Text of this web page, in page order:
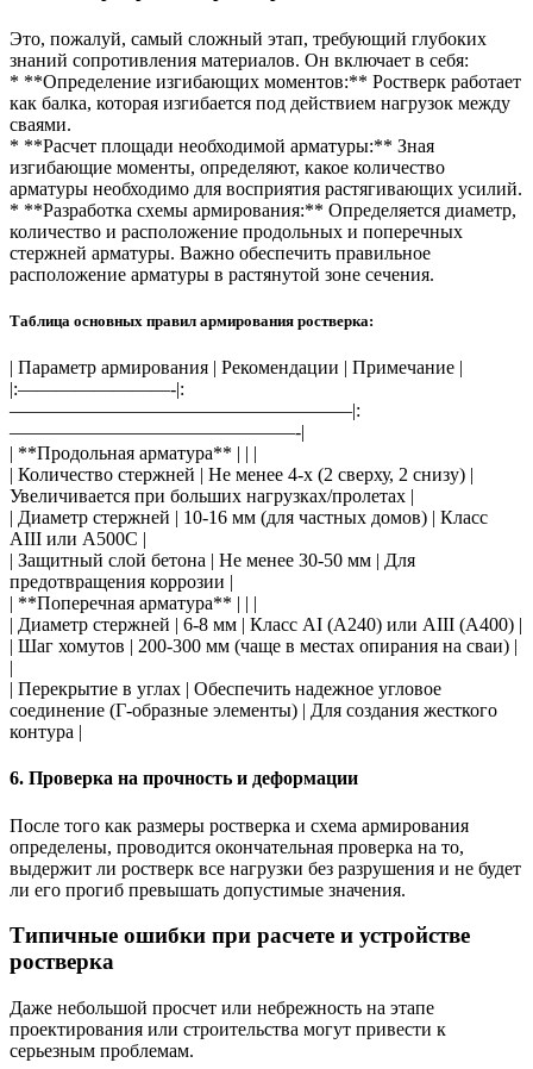
Это, пожалуй, самый сложный этап, требующий глубоких
знаний сопротивления материалов. Он включает в себя:
* **Определение изгибающих моментов:** Ростверк работает
как балка, которая изгибается под действием нагрузок между
сваями.
* **Расчет площади необходимой арматуры:** Зная
изгибающие моменты, определяют, какое количество
арматуры необходимо для восприятия растягивающих усилий.
* **Разработка схемы армирования:** Определяется диаметр,
количество и расположение продольных и поперечных
стержней арматуры. Важно обеспечить правильное
расположение арматуры в растянутой зоне сечения.
Таблица основных правил армирования ростверка:
| Параметр армирования | Рекомендации | Примечание |
|:————————-|:
——————————————————|:
———————————————-|
| **Продольная арматура** | | |
| Количество стержней | Не менее 4-х (2 сверху, 2 снизу) |
Увеличивается при больших нагрузках/пролетах |
| Диаметр стержней | 10-16 мм (для частных домов) | Класс
АIII или А500С |
| Защитный слой бетона | Не менее 30-50 мм | Для
предотвращения коррозии |
| **Поперечная арматура** | | |
| Диаметр стержней | 6-8 мм | Класс AI (А240) или АIII (А400) |
| Шаг хомутов | 200-300 мм (чаще в местах опирания на сваи) |
|
| Перекрытие в углах | Обеспечить надежное угловое
соединение (Г-образные элементы) | Для создания жесткого
контура |
6. Проверка на прочность и деформации
После того как размеры ростверка и схема армирования
определены, проводится окончательная проверка на то,
выдержит ли ростверк все нагрузки без разрушения и не будет
ли его прогиб превышать допустимые значения.
Типичные ошибки при расчете и устройстве
ростверка
Даже небольшой просчет или небрежность на этапе
проектирования или строительства могут привести к
серьезным проблемам.